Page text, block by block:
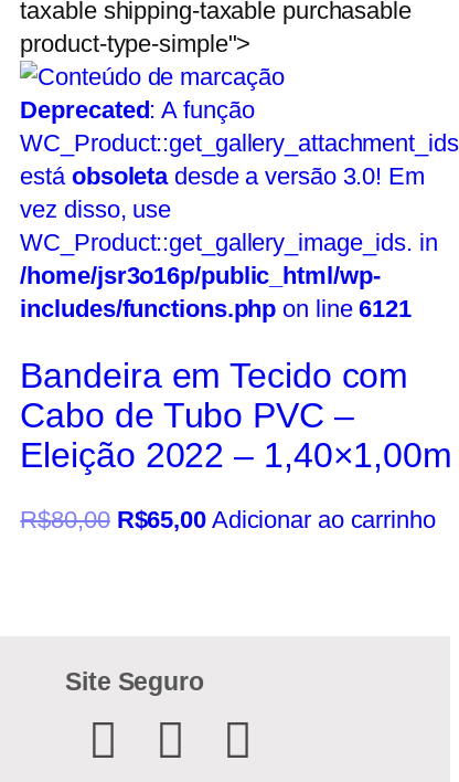
taxable shipping-taxable purchasable
product-type-simple">
Deprecated: A função
WC_Product::get_gallery_attachment_ids
está obsoletadesde a versão 3.0! Em
vez disso, use
WC_Product::get_gallery_image_ids. in
/home/jsr3o16p/public_html/wp-
includes/functions.php on line6121
Bandeira em Tecido com
Cabo de Tubo PVC –
Eleição 2022 – 1,40×1,00m
R$80,00 R$65,00 Adicionar ao carrinho
Site Seguro